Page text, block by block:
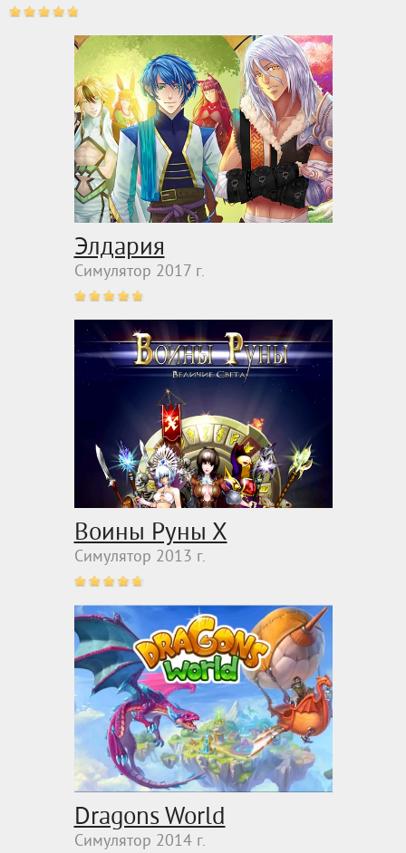
Элдария
Симулятор 2017 г.
Воины Руны Х
Симулятор 2013 г.
Dragons World
Симулятор 2014 г.